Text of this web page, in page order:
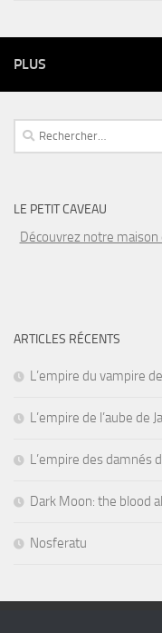
PLUS
Rechercher :
LE PETIT CAVEAU
Découvrez notre maison
ARTICLES RÉCENTS
L’empire du vampire
L’empire de l’aube de
L’empire des damnés
Dark Moon: the blood
Nosferatu